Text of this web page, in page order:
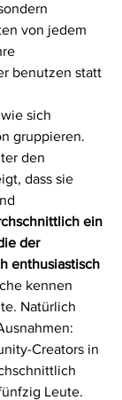
von jedem
benutzen statt
sich
gruppieren.
den
dass sie
ein
der
enthusiastisch
kennen
Natürlich
Creators in
Leute.